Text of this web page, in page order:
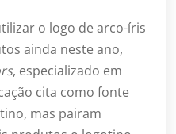
o logo de arco-íris
ainda neste ano,
, especializado em
cita como fonte
mas pairam